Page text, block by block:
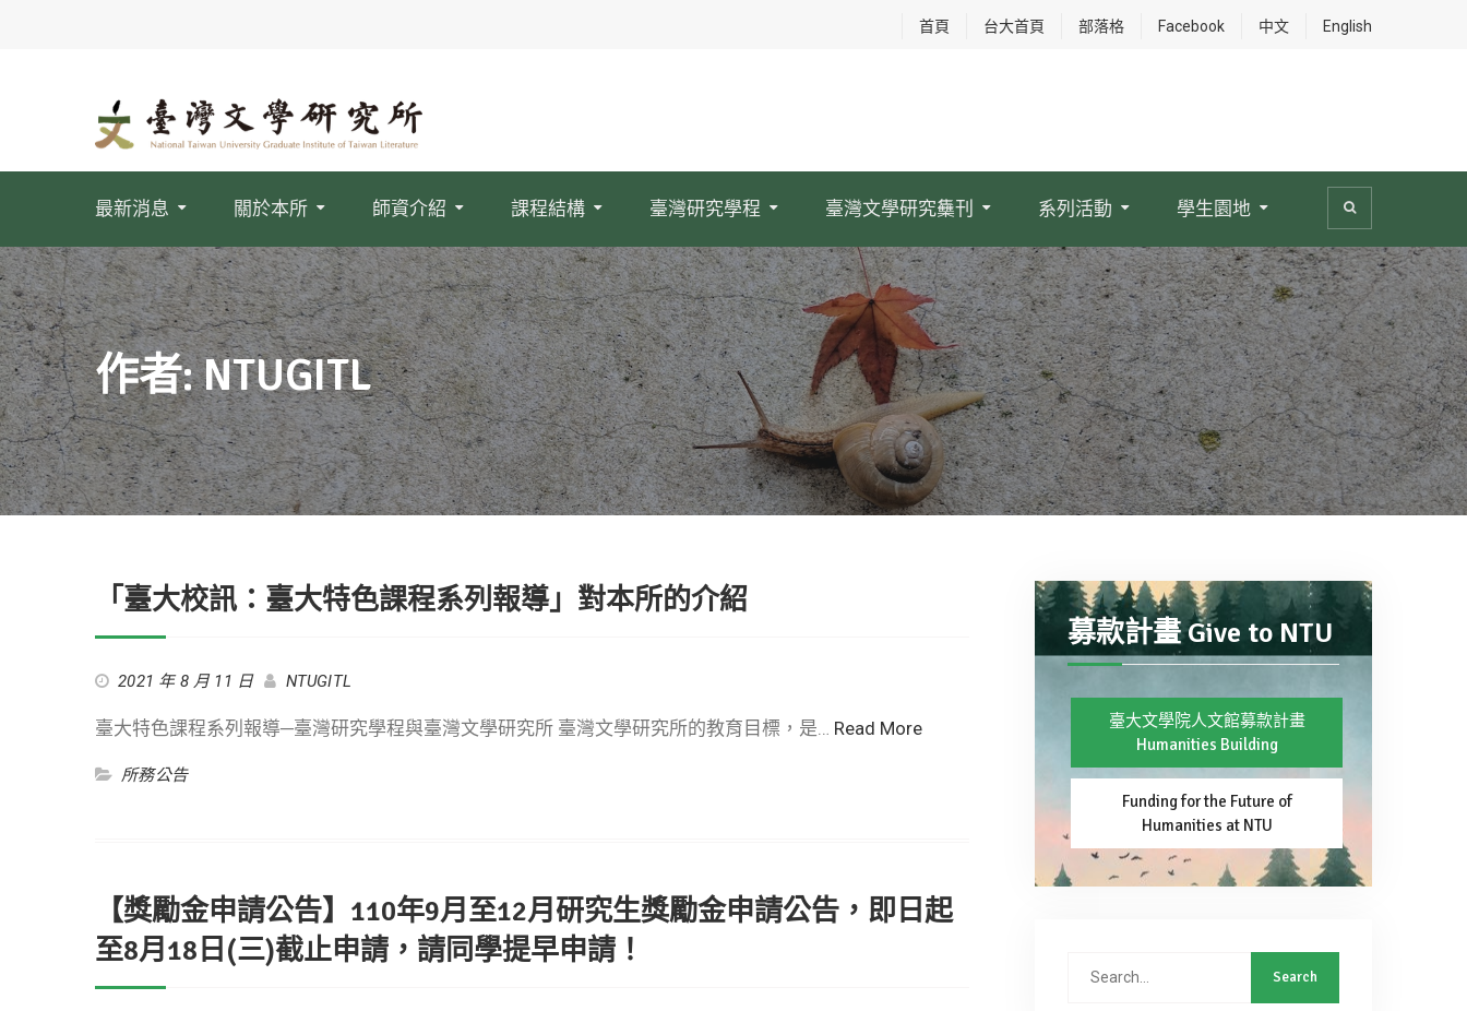
首頁 台大首頁 部落格 Facebook 中文 English
最新消息 關於本所 師資介紹 課程結構 臺灣研究學程 臺灣文學研究雧刊 系列活動 學生園地
作者:NTUGITL
「臺大校訊：臺大特色課程系列報導」對本所的介紹
2021 年 8 月 11 日 NTUGITL
臺大特色課程系列報導─臺灣研究學程與臺灣文學研究所 臺灣文學研究所的教育目標，是… Read More
所務公告
【獎勵金申請公告】110年9月至12月研究生獎勵金申請公告，即日起
至8月18日(三)截止申請，請同學提早申請！
募款計畫 Give to NTU
臺大文學院人文館募款計畫
Humanities Building
Funding for the Future of
Humanities at NTU
Search